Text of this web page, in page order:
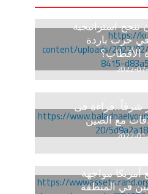
استراتيجية
حرب باردة
الأقطاب؟
2022-
شرقاً..قراءة فى
مع الصين
2022-
مواجهة
في المنطقة